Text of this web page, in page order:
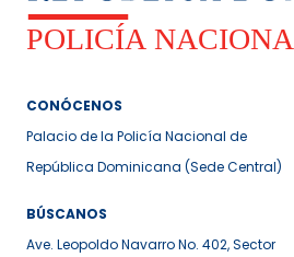
CONÓCENOS
Palacio de la Policía Nacional de
República Dominicana (Sede Central)
BÚSCANOS
Ave. Leopoldo Navarro No. 402, Sector